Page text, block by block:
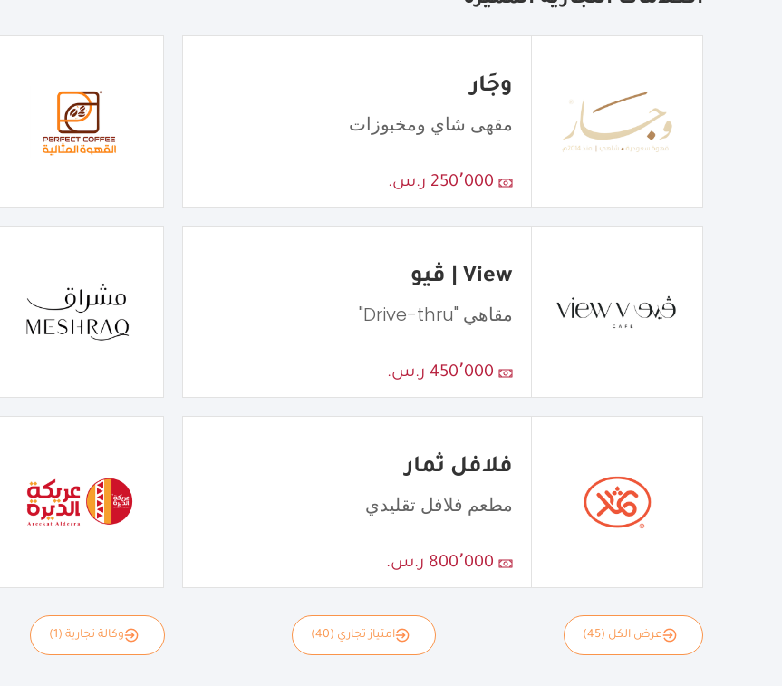
وجَار
مقهى شاي ومخبوزات
250٬000 ر.س.
View | ڤيو
مقاهي "Drive-thru"
450٬000 ر.س.
فلافل ثمار
مطعم فلافل تقليدي
800٬000 ر.س.
عرض الكل (45) امتياز تجاري (40) وكالة تجارية (1)